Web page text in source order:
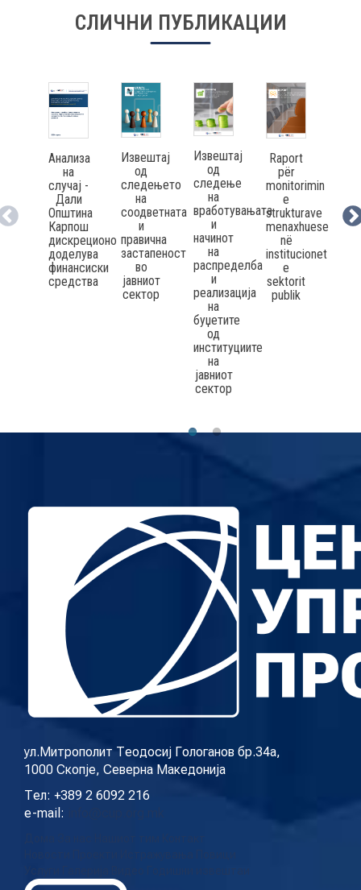
СЛИЧНИ ПУБЛИКАЦИИ
Анализа
на
случај -
Дали
Општина
Карпош
дискреционо
доделува
финансиски
средства
Извештај
од
следењето
на
соодветната
и
правична
застапеност
во
јавниот
сектор
Извештај
од
следење
на
вработувањата
и
начинот
на
распределба
и
реализација
на
буџетите
од
институциите
на
јавниот
сектор
Raport
për
monitorimin
e
strukturave
menaxhuese
në
institucionet
e
sektorit
publik
ул.Митрополит Теодосиј Гологанов бр.34а,
1000 Скопје, Северна Македонија
Тел: +389 2 6092 216
e-mail: